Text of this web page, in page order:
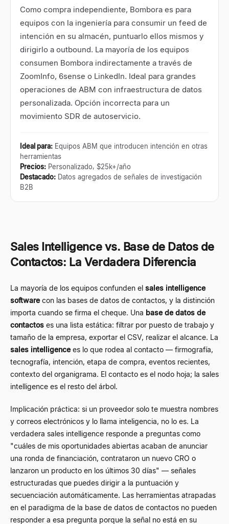
Como compra independiente, Bombora es para
equipos con la ingeniería para consumir un feed de
intención en su almacén, puntuarlo ellos mismos y
dirigirlo a outbound. La mayoría de los equipos
consumen Bombora indirectamente a través de
ZoomInfo, 6sense o LinkedIn. Ideal para grandes
operaciones de ABM con infraestructura de datos
personalizada. Opción incorrecta para un
movimiento SDR de autoservicio.
Ideal para: Equipos ABM que introducen intención en otras
herramientas
Precios: Personalizado, $25k+/año
Destacado: Datos agregados de señales de investigación
B2B
Sales Intelligence vs. Base de Datos de
Contactos: La Verdadera Diferencia
La mayoría de los equipos confunden el sales intelligence
softwarecon las bases de datos de contactos, y la distinción
importa cuando se firma el cheque. Una base de datos de
contactos es una lista estática: filtrar por puesto de trabajo y
tamaño de la empresa, exportar el CSV, realizar el alcance. La
sales intelligencees lo que rodea al contacto — firmografía,
tecnografía, intención, etapa de compra, eventos recientes,
contexto del organigrama. El contacto es el nodo hoja; la sales
intelligence es el resto del árbol.
Implicación práctica: si un proveedor solo te muestra nombres
y correos electrónicos y lo llama inteligencia, no lo es. La
verdadera sales intelligence responde a preguntas como
"cuáles de mis oportunidades abiertas acaban de anunciar
una ronda de financiación, contrataron un nuevo CRO o
lanzaron un producto en los últimos 30 días" — señales
estructuradas que puedes dirigir a la puntuación y
secuenciación automáticamente. Las herramientas atrapadas
en el paradigma de la base de datos de contactos no pueden
responder a esa pregunta porque la señal no está en su